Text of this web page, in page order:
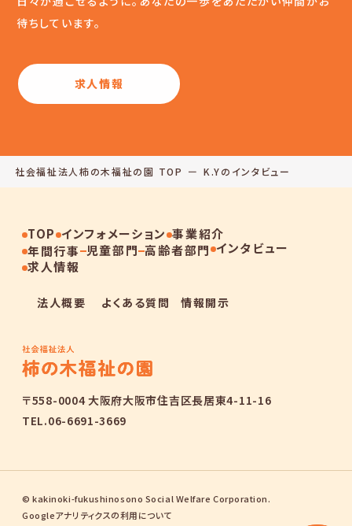
待ちしています。
求人情報
社会福祉法人柿の木福祉の園 TOP K.Yのインタビュー
〒558-0004 大阪府大阪市住吉区長居東4-11-16
TEL.06-6691-3669
TOP インフォメーション 事業紹介
年間行事 児童部門 高齢者部門 インタビュー
求人情報
法人概要 よくある質問 情報開示
Googleアナリティクスの利用について
© kakinoki-fukushinosono Social Welfare Corporation.